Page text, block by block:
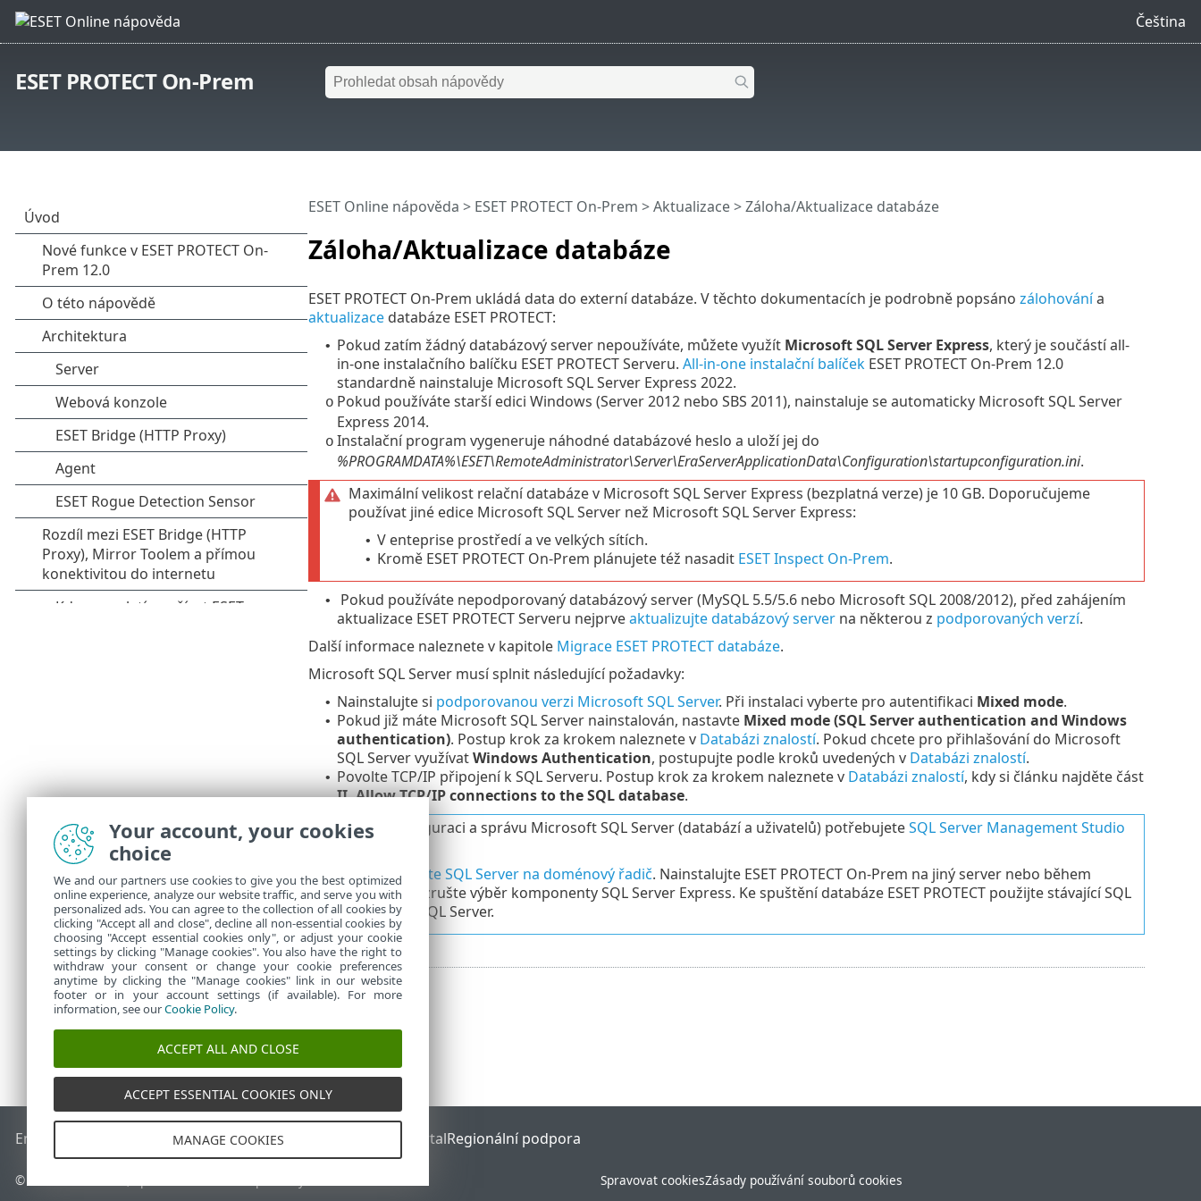
Čeština
ESET PROTECT On-Prem
Záloha/Aktualizace databáze
ESET Online nápověda > ESET PROTECT On-Prem >Aktualizace> Záloha/Aktualizace databáze
ESET PROTECT On-Prem ukládá data do externí databáze. V těchto dokumentacích je podrobně popsáno zálohovánía
aktualizacedatabáze ESET PROTECT:
• Pokud zatím žádný databázový server nepoužíváte, můžete využít Microsoft SQL Server Express, který je součástí all-
in-one instalačního balíčku ESET PROTECT Serveru. All-in-one instalační balíčekESET PROTECT On-Prem 12.0
standardně nainstaluje Microsoft SQL Server Express 2022.
o Pokud používáte starší edici Windows (Server 2012 nebo SBS 2011), nainstaluje se automaticky Microsoft SQL Server
Express 2014.
o Instalační program vygeneruje náhodné databázové heslo a uloží jej do
%PROGRAMDATA%\ESET\RemoteAdministrator\Server\EraServerApplicationData\Configuration\startupconfiguration.ini.
Maximální velikost relační databáze v Microsoft SQL Server Express (bezplatná verze) je 10 GB. Doporučujeme
používat jiné edice Microsoft SQL Server než Microsoft SQL Server Express:
• V enteprise prostředí a ve velkých sítích.
• Kromě ESET PROTECT On-Prem plánujete též nasadit ESET Inspect On-Prem.
•
Pokud používáte nepodporovaný databázový server (MySQL 5.5/5.6 nebo Microsoft SQL 2008/2012), před zahájením
aktualizace ESET PROTECT Serveru nejprveaktualizujte databázový serverna některou z podporovaných verzí.
Další informace naleznete v kapitole Migrace ESET PROTECT databáze.
Microsoft SQL Server musí splnit následující požadavky:
• Nainstalujte si podporovanou verzi Microsoft SQL Server. Při instalaci vyberte pro autentifikaci Mixed mode.
• Pokud již máte Microsoft SQL Server nainstalován, nastavte Mixed mode (SQL Server authentication and Windows
authentication). Postup krok za krokem naleznete v Databázi znalostí. Pokud chcete pro přihlašování do Microsoft
SQL Server využívatWindows Authentication, postupujte podle kroků uvedených v Databázi znalostí.
• Povolte TCP/IP připojení k SQL Serveru. Postup krok za krokem naleznete v Databázi znalostí, kdy si článku najděte část
II. Allow TCP/IP connections to the SQL database.
• Pro konfiguraci a správu Microsoft SQL Server (databází a uživatelů) potřebujeteSQL Server Management Studio
Neinstalujte SQL Server na doménový řadič. Nainstalujte ESET PROTECT On-Prem na jiný server nebo během
instalace zrušte výběr komponenty SQL Server Express. Ke spuštění databáze ESET PROTECT použijte stávající SQL
nebo MySQL Server.
End of Life ESET Databáze znalostíESET Forum ESET Status PortalRegionální podpora
© 1992 - 2026 ESET, spol. s r.o. - Všechna práva vyhrazena. Spravovat cookiesZásady používání souborů cookies
Your account, your cookies
choice
We and our partners use cookies to give you the best optimized
online experience, analyze our website traffic, and serve you with
personalized ads. You can agree to the collection of all cookies by
clicking "Accept all and close", decline all non-essential cookies by
choosing "Accept essential cookies only", or adjust your cookie
settings by clicking "Manage cookies". You also have the right to
withdraw your consent or change your cookie preferences
anytime by clicking the "Manage cookies" link in our website
footer or in your account settings (if available). For more
information, see ourCookie Policy.
ACCEPT ALL AND CLOSE
ACCEPT ESSENTIAL COOKIES ONLY
MANAGE COOKIES